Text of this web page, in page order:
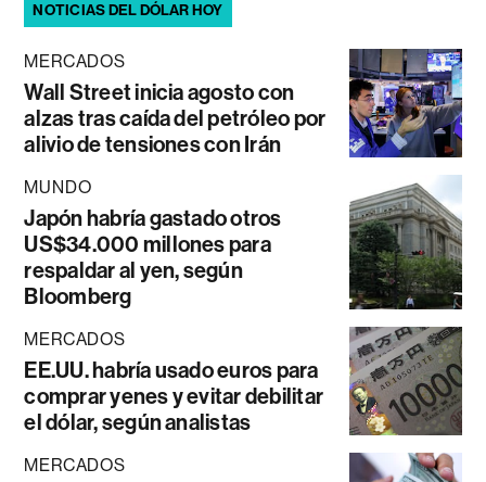
NOTICIAS DEL DÓLAR HOY
MERCADOS
Wall Street inicia agosto con
alzas tras caída del petróleo por
alivio de tensiones con Irán
MUNDO
Japón habría gastado otros
US$34.000 millones para
respaldar al yen, según
Bloomberg
MERCADOS
EE.UU. habría usado euros para
comprar yenes y evitar debilitar
el dólar, según analistas
MERCADOS